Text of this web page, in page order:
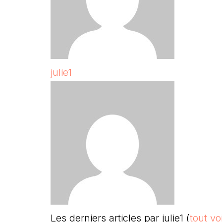
julie1
Les derniers articles par julie1 (tout